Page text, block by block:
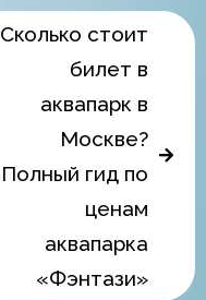
Сколько стоит
билет в
аквапарк в
Москве?
Полный гид по
ценам
аквапарка
«Фэнтази»